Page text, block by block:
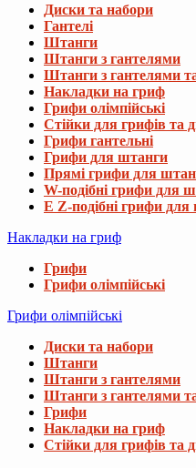
Диски та набори
Гантелі
Штанги
Штанги з гантелями
Штанги з гантелями
Накладки на гриф
Грифи олімпійські
Стійки для грифів та
Грифи гантельні
Грифи для штанги
Прямі грифи для
W-подібні грифи для
E Z-подібні грифи
Накладки на гриф
Грифи
Грифи олімпійські
Грифи олімпійські
Диски та набори
Штанги
Штанги з гантелями
Штанги з гантелями
Грифи
Накладки на гриф
Стійки для грифів та